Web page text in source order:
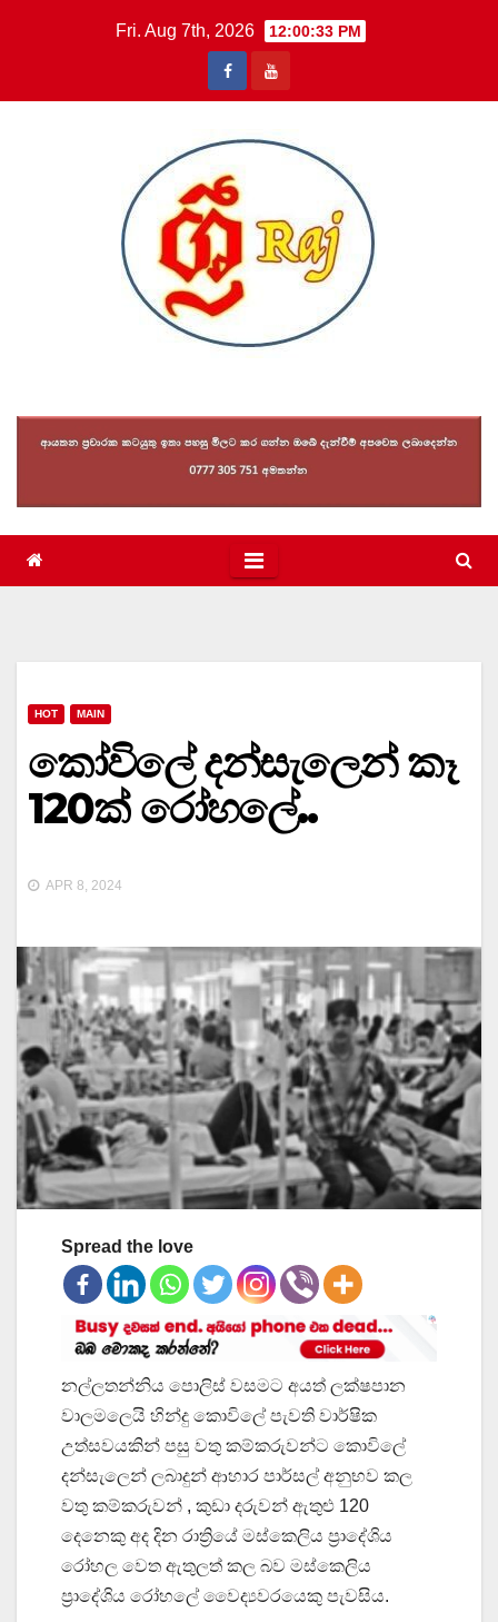
Fri. Aug 7th, 2026 12:00:34 PM
HOT MAIN
කෝවිලේ දන්සැලෙන් කෑ
120ක් රෝහලේ..
APR 8, 2024
Spread the love
නල්ලතන්නිය පොලිස් වසමට අයත් ලක්ෂපාන
වාලමලෙයි හින්දු කොවිලේ පැවති වාර්ෂික
උත්සවයකින් පසු වතු කම්කරුවන්ට කොවිලේ
දන්සැලෙන් ලබාදුන් ආහාර පාර්සල් අනුභව කල
වතු කම්කරුවන් , කුඩා දරුවන් ඇතුළු 120
දෙනෙකු අද දින රාත්‍රියේ මස්කෙලිය ප්‍රාදේශිය
රෝහල වෙත ඇතුලත් කල බව මස්කෙලිය
ප්‍රාදේශිය රෝහලේ වෛද්‍යවරයෙකු පැවසිය.